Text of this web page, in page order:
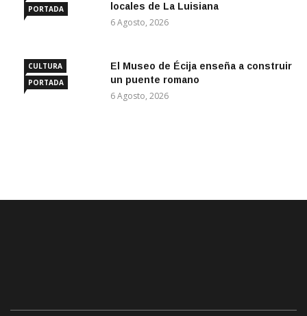
PORTADA
locales de La Luisiana
6 Agosto, 2026
CULTURA
PORTADA
El Museo de Écija enseña a construir
un puente romano
6 Agosto, 2026